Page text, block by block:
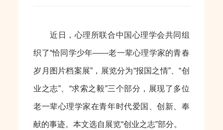
近日，心理所联合中国心理学会共同组
织了“恰同学少年——老一辈心理学家的青春
岁月图片档案展”，展览分为“报国之情”、“创
业之志”、“求索之毅”三个部分，展现了多位
老一辈心理学家在青年时代爱国、创新、奉
献的事迹。本文选自展览“创业之志”部分。